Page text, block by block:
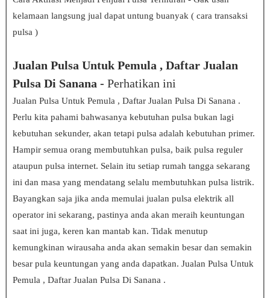
kelamaan langsung jual dapat untung buanyak ( cara transaksi
pulsa )
Jualan Pulsa Untuk Pemula , Daftar Jualan
Pulsa Di Sanana - Perhatikan ini
Jualan Pulsa Untuk Pemula , Daftar Jualan Pulsa Di Sanana .
Perlu kita pahami bahwasanya kebutuhan pulsa bukan lagi
kebutuhan sekunder, akan tetapi pulsa adalah kebutuhan primer.
Hampir semua orang membutuhkan pulsa, baik pulsa reguler
ataupun pulsa internet. Selain itu setiap rumah tangga sekarang
ini dan masa yang mendatang selalu membutuhkan pulsa listrik.
Bayangkan saja jika anda memulai jualan pulsa elektrik all
operator ini sekarang, pastinya anda akan meraih keuntungan
saat ini juga, keren kan mantab kan. Tidak menutup
kemungkinan wirausaha anda akan semakin besar dan semakin
besar pula keuntungan yang anda dapatkan. Jualan Pulsa Untuk
Pemula , Daftar Jualan Pulsa Di Sanana .